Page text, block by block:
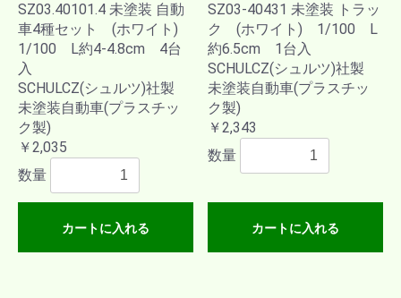
SZ03.40101.4 未塗装 自動
車4種セット (ホワイト)
1/100 L約4-4.8cm 4台
入
SCHULCZ(シュルツ)社製
未塗装自動車(プラスチッ
ク製)
￥2,035
数量
カートに入れる
SZ03-40431 未塗装 トラッ
ク (ホワイト) 1/100 L
約6.5cm 1台入
SCHULCZ(シュルツ)社製
未塗装自動車(プラスチッ
ク製)
￥2,343
数量
カートに入れる